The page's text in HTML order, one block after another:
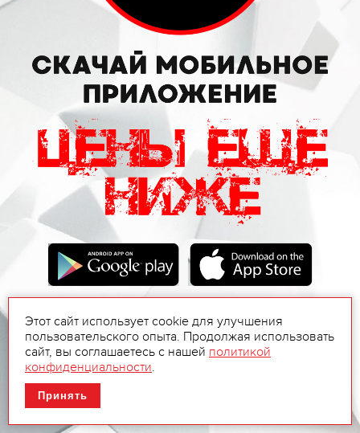
Этот сайт использует cookie для улучшения
пользовательского опыта. Продолжая использовать
сайт, вы соглашаетесь с нашей политикой
конфиденциальности.
Принять